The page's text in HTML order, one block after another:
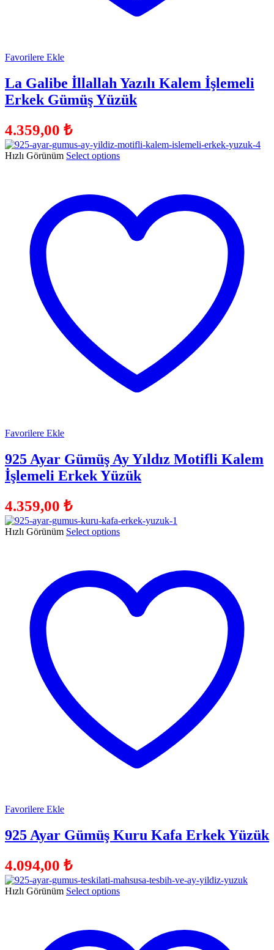
Favorilere Ekle
La Galibe İllallah Yazılı Kalem İşlemeli
Erkek Gümüş Yüzük
4.359,00 ₺
Hızlı Görünüm Select options
Favorilere Ekle
925 Ayar Gümüş Ay Yıldız Motifli Kalem
İşlemeli Erkek Yüzük
4.359,00 ₺
Hızlı Görünüm Select options
Favorilere Ekle
925 Ayar Gümüş Kuru Kafa Erkek Yüzük
4.094,00 ₺
Hızlı Görünüm Select options